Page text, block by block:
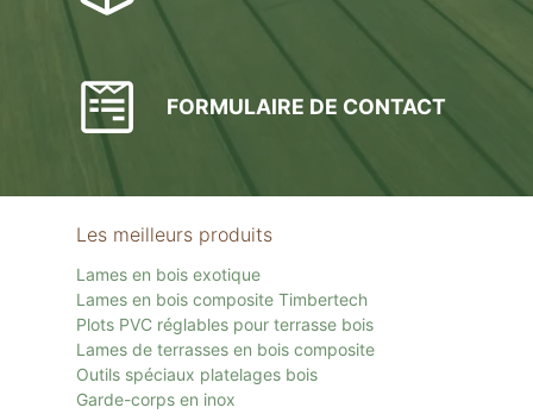
FORMULAIRE DE CONTACT
Les meilleurs produits
Lames en bois exotique
Lames en bois composite Timbertech
Plots PVC réglables pour terrasse bois
Lames de terrasses en bois composite
Outils spéciaux platelages bois
Garde-corps en inox